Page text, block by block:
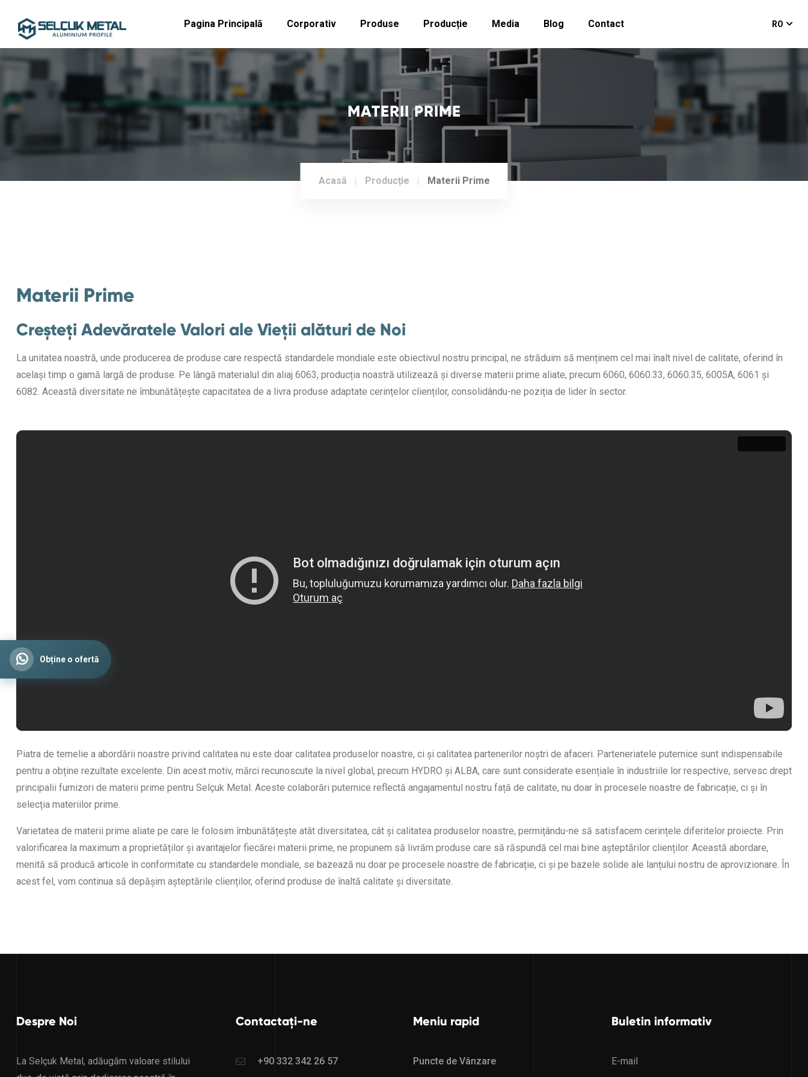
Pagina Principală Corporativ Produse Producție Media Blog Contact RO
MATERII PRIME
Acasă Producție Materii Prime
Materii Prime
Creșteți Adevăratele Valori ale Vieții alături de Noi
La unitatea noastră, unde producerea de produse care respectă standardele mondiale este obiectivul nostru principal, ne străduim să menținem cel mai înalt nivel de calitate, oferind în
același timp o gamă largă de produse. Pe lângă materialul din aliaj 6063, producția noastră utilizează și diverse materii prime aliate, precum 6060, 6060.33, 6060.35, 6005A, 6061 și
6082. Această diversitate ne îmbunătățește capacitatea de a livra produse adaptate cerințelor clienților, consolidându-ne poziția de lider în sector.
Piatra de temelie a abordării noastre privind calitatea nu este doar calitatea produselor noastre, ci și calitatea partenerilor noștri de afaceri. Parteneriatele puternice sunt indispensabile
pentru a obține rezultate excelente. Din acest motiv, mărci recunoscute la nivel global, precum HYDRO și ALBA, care sunt considerate esențiale în industriile lor respective, servesc drept
principalii furnizori de materii prime pentru Selçuk Metal. Aceste colaborări puternice reflectă angajamentul nostru față de calitate, nu doar în procesele noastre de fabricație, ci și în
selecția materiilor prime.
Varietatea de materii prime aliate pe care le folosim îmbunătățește atât diversitatea, cât și calitatea produselor noastre, permițându-ne să satisfacem cerințele diferitelor proiecte. Prin
valorificarea la maximum a proprietăților și avantajelor fiecărei materii prime, ne propunem să livrăm produse care să răspundă cel mai bine așteptărilor clienților. Această abordare,
menită să producă articole în conformitate cu standardele mondiale, se bazează nu doar pe procesele noastre de fabricație, ci și pe bazele solide ale lanțului nostru de aprovizionare. În
acest fel, vom continua să depășim așteptările clienților, oferind produse de înaltă calitate și diversitate.
Despre Noi
La Selçuk Metal, adăugăm valoare stilului
Contactați-ne
+90 332 342 26 57
Meniu rapid
Puncte de Vânzare
Buletin informativ
Obține o ofertă